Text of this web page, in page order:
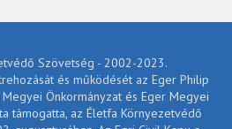
Szövetség - 2002-2023.
és működését az Eger Philip
Önkormányzat és Eger Megyei
támogatta, az Életfa Környezetvédő